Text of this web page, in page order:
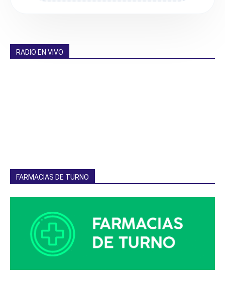
RADIO EN VIVO
FARMACIAS DE TURNO